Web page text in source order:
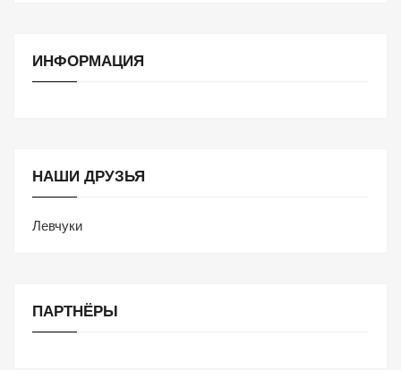
ИНФОРМАЦИЯ
НАШИ ДРУЗЬЯ
Левчуки
ПАРТНЁРЫ